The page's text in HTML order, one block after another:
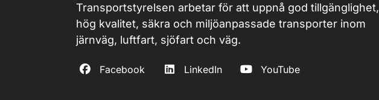
Transportstyrelsen arbetar för att uppnå god tillgänglighet,
hög kvalitet, säkra och miljöanpassade transporter inom
järnväg, luftfart, sjöfart och väg.
Facebook LinkedIn YouTube